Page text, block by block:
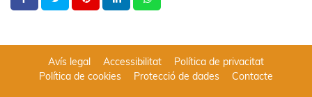
Avís legal Accessibilitat
Política de privacitat
Política de cookies
Protecció de dades Contacte